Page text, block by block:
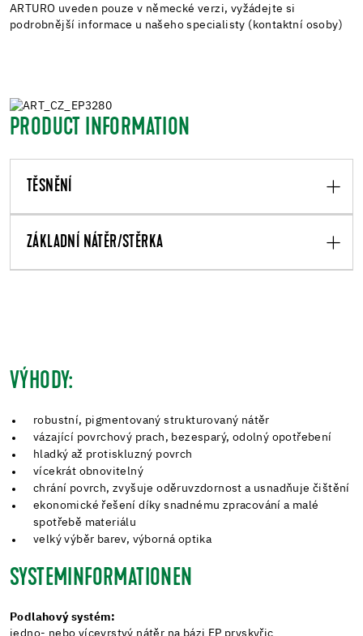
ARTURO uveden pouze v německé verzi, vyžádejte si
podrobnější informace u našeho specialisty (kontaktní osoby)
PRODUCT INFORMATION
TĚSNĚNÍ
ZÁKLADNÍ NÁTĚR/STĚRKA
VÝHODY:
robustní, pigmentovaný strukturovaný nátěr
vázající povrchový prach, bezesparý, odolný opotřebení
hladký až protiskluzný povrch
vícekrát obnovitelný
chrání povrch, zvyšuje oděruvzdornost a usnadňuje čištění
ekonomické řešení díky snadnému zpracování a malé
spotřebě materiálu
velký výběr barev, výborná optika
SYSTEMINFORMATIONEN
Podlahový systém: